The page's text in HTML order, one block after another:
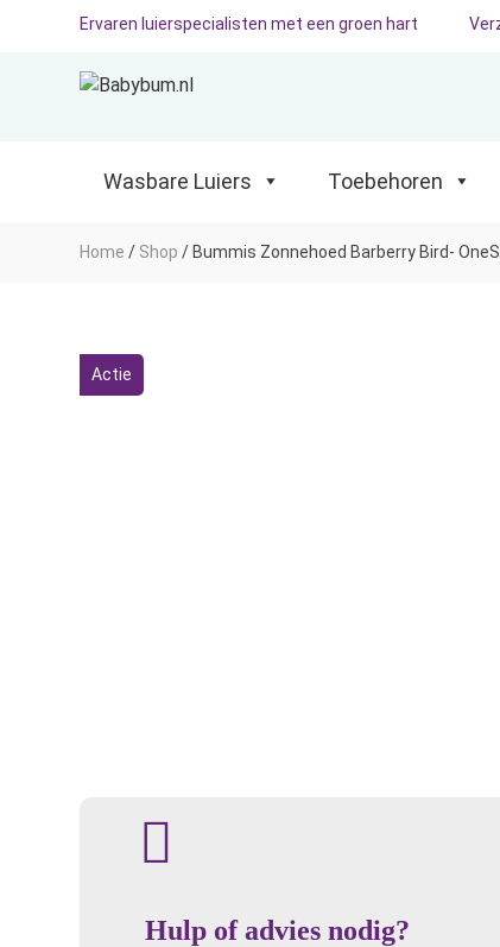
Ervaren luierspecialisten met een groen hart
Wasbare Luiers Toebehoren
Home / Shop / Bummis Zonnehoed Barberry Bird-
Actie
Hulp of advies nodig?